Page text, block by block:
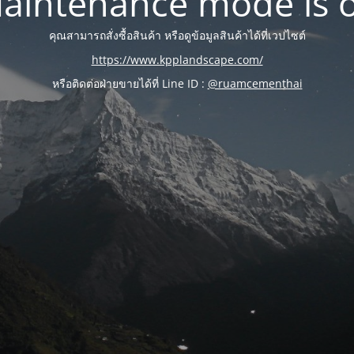
คุณสามารถสั่งซื้อสินค้า หรือดูข้อมูลสินค้าได้ที่เวปไซต์
https://www.kpplandscape.com/
หรือติดต่อฝ่ายขายได้ที่ Line ID : @ruamcementhai